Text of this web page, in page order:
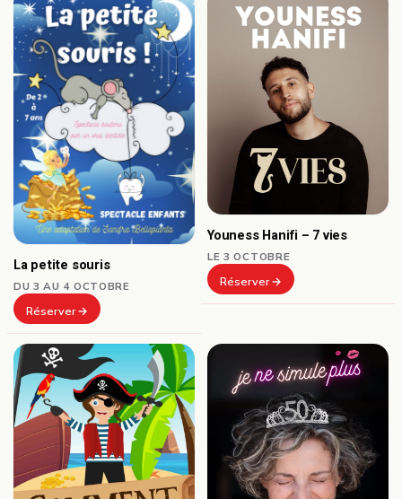
La petite souris
DU 3 AU 4 OCTOBRE
Réserver
Youness Hanifi – 7 vies
LE 3 OCTOBRE
Réserver